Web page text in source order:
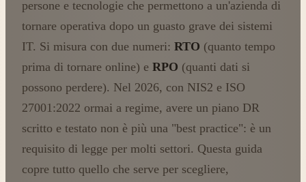
persone e tecnologie che permettono a un'azienda di
tornare operativa dopo un guasto grave dei sistemi
IT. Si misura con due numeri: RTO (quanto tempo
prima di tornare online) e RPO (quanti dati si
possono perdere). Nel 2026, con NIS2 e ISO
27001:2022 ormai a regime, avere un piano DR
scritto e testato non è più una "best practice": è un
requisito di legge per molti settori. Questa guida
copre tutto quello che serve per scegliere,